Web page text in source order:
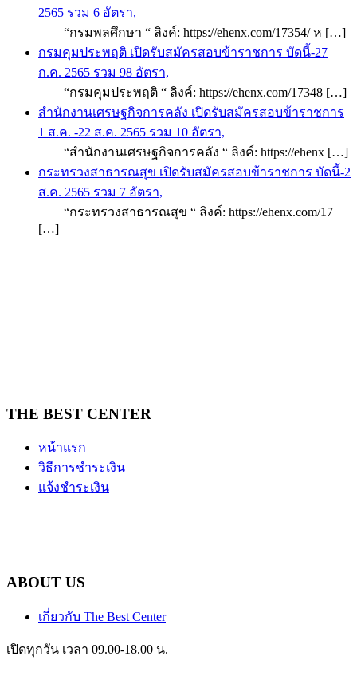
2565 รวม 6 อัตรา,
“กรมพลศึกษา “ ลิงค์: https://ehenx.com/17354/ ห […]
กรมคุมประพฤติ เปิดรับสมัครสอบข้าราชการ บัดนี้-27
ก.ค. 2565 รวม 98 อัตรา,
“กรมคุมประพฤติ “ ลิงค์: https://ehenx.com/17348 […]
สำนักงานเศรษฐกิจการคลัง เปิดรับสมัครสอบข้าราชการ
1 ส.ค. -22 ส.ค. 2565 รวม 10 อัตรา,
“สำนักงานเศรษฐกิจการคลัง “ ลิงค์: https://ehenx […]
กระทรวงสาธารณสุข เปิดรับสมัครสอบข้าราชการ บัดนี้-2
ส.ค. 2565 รวม 7 อัตรา,
“กระทรวงสาธารณสุข “ ลิงค์: https://ehenx.com/17
[…]
THE BEST CENTER
หน้าแรก
วิธีการชำระเงิน
แจ้งชำระเงิน
ABOUT US
เกี่ยวกับ The Best Center
เปิดทุกวัน เวลา 09.00-18.00 น.